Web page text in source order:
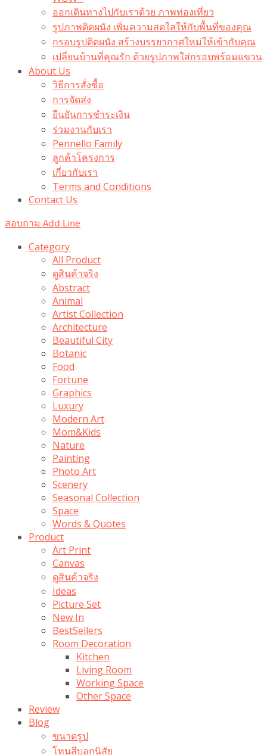
ออกเดินทางไปกับเราด้วย ภาพท่องเที่ยว
รูปภาพติดผนัง เพิ่มความสดใสให้กับพื้นที่ของคุณ
กรอบรูปติดผนัง สร้างบรรยากาศใหม่ให้เข้ากับคุณ
เปลี่ยนบ้านที่คุณรัก ด้วยรูปภาพใส่กรอบพร้อมแขวน​
About Us
วิธีการสั่งซื้อ
การจัดส่ง
ยืนยันการชำระเงิน
ร่วมงานกับเรา
Pennello Family
ลูกค้าโครงการ
เกี่ยวกับเรา
Terms and Conditions
Contact Us
สอบถาม Add Line
Category
All Product
ดูสินค้าจริง
Abstract
Animal
Artist Collection
Architecture
Beautiful City
Botanic
Food
Fortune
Graphics
Luxury
Modern Art
Mom&Kids
Nature
Painting
Photo Art
Scenery
Seasonal Collection
Space
Words & Quotes
Product
Art Print
Canvas
ดูสินค้าจริง
Ideas
Picture Set
New In
BestSellers
Room Decoration
Kitchen
Living Room
Working Space
Other Space
Review
Blog
ขนาดรูป
โทนสีบอกนิสัย